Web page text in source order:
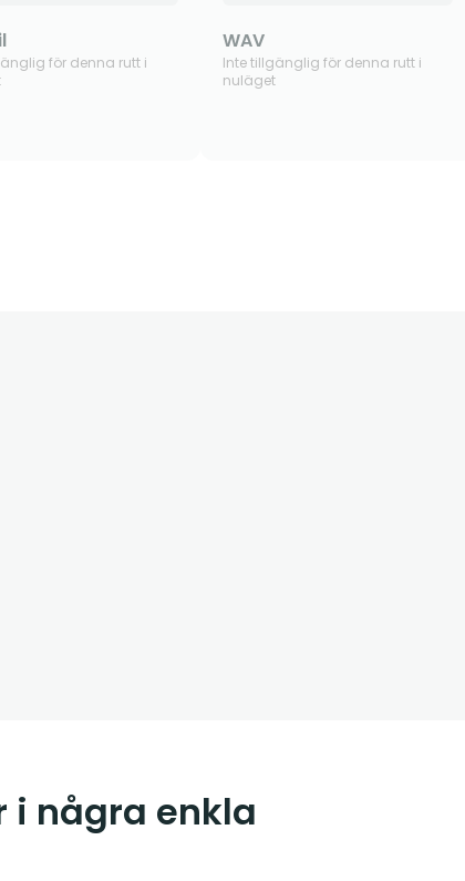
för denna rutt i
WAV
Inte tillgänglig för denna rutt i
nuläget
i några enkla